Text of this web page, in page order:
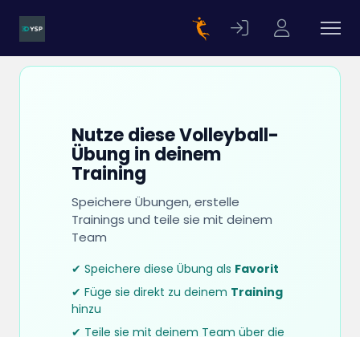
Nutze diese Volleyball-
Übung in deinem
Training
Speichere Übungen, erstelle
Trainings und teile sie mit deinem
Team
✔ Speichere diese Übung als Favorit
✔ Füge sie direkt zu deinem Training
hinzu
✔ Teile sie mit deinem Team über die